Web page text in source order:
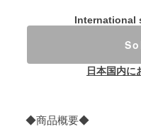
International
日本国内に
◆商品概要◆